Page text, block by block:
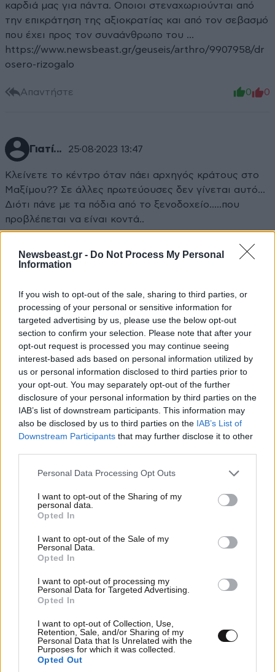
Newsbeast.gr - Do Not Process My Personal
Information
If you wish to opt-out of the sale, sharing to third parties, or
processing of your personal or sensitive information for
targeted advertising by us, please use the below opt-out
section to confirm your selection. Please note that after your
opt-out request is processed you may continue seeing
interest-based ads based on personal information utilized by
us or personal information disclosed to third parties prior to
your opt-out. You may separately opt-out of the further
disclosure of your personal information by third parties on the
IAB’s list of downstream participants. This information may
also be disclosed by us to third parties on the IAB’s List of
Downstream Participants that may further disclose it to other
Please note that this website/app uses one or more Google
not limited to your visit or usage behaviour. You may click to
grant or deny consent to Google and its third-party tags to
use your data for below specified purposes in below Google
consent section.
Personal Data Processing Opt Outs
I want to opt-out of the Sharing of my
personal data.
Opted In
I want to opt-out of the Sale of my
Personal Data.
Opted In
I want to opt-out of processing my
Personal Data for Targeted Advertising.
Opted In
I want to opt-out of Collection, Use,
Retention, Sale, and/or Sharing of my
Personal Data that Is Unrelated with the
Purposes for which it was collected.
Opted Out
καρδιά μας για πάντα. Οποιοι στεναχωριούνται από
την επικράτηση της αξιοκρατίας και από τον σεβασμό
που έχει προς τον συναάνθρωπο του ...
https://www.newsbeast.gr/geuseis/arthro/9907958/dr
osero-rizogalo
Απαντήστε 0 0
Γιατί... 25·08·2023 13:47
Κλείνετε το κέντρο όταν πάει αρχηγός κράτους στο
Μαξίμου?? Σε άλλες πρωτεύουσες δεν γίνεται αυτό...
Διότι πάνε με τα πόδια από το ξενοδοχείο.....που
προβλέπεται να είναι κοντά..
0
Πιο είναι το 25·08·2023 13:33
Παππουδι με τα άσπρα γενια? Συμπαθητικο.
Απαντήστε 0
Ποιος 25·08·2023 12:49
Θα προχωρησει σε σημαντικές μεταρρυθμίσεις? Ο
Μητσοτάκης? Γελαει ο κόσμος 😂😂
sea
Θα σου περάσει όταν θα μείνετε για πάντα στη
ναφθαλίνη.
Απαντήστε
Καλά εκεί στην Πειραιώς? Τρολ της ΝΔ